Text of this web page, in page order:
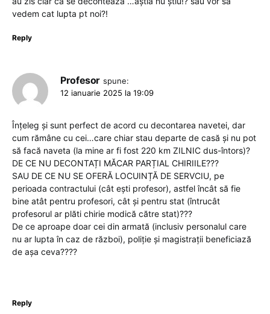
vedem cat lupta pt noi?!
Reply
Profesor spune:
12 ianuarie 2025 la 19:09
Înțeleg și sunt perfect de acord cu decontarea navetei, dar
cum rămâne cu cei…care chiar stau departe de casă și nu pot
să facă naveta (la mine ar fi fost 220 km ZILNIC dus-întors)?
DE CE NU DECONTAȚI MĂCAR PARȚIAL CHIRIILE???
SAU DE CE NU SE OFERĂ LOCUINȚĂ DE SERVCIU, pe
perioada contractului (cât ești profesor), astfel încât să fie
bine atât pentru profesori, cât și pentru stat (întrucât
profesorul ar plăti chirie modică către stat)???
De ce aproape doar cei din armată (inclusiv personalul care
nu ar lupta în caz de război), poliție și magistrații beneficiază
de așa ceva????
Reply